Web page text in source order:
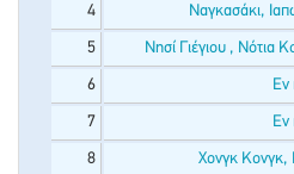
4 Ναγκασάκι,
5 Νησί Γιέγιου , Νότια
6
7
8 Χονγκ Κονγκ,